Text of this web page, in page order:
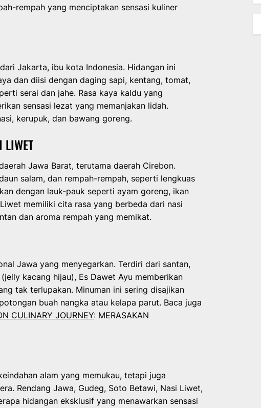
rempah yang menciptakan sensasi kuliner
Jakarta, ibu kota Indonesia. Hidangan ini
dan diisi dengan daging sapi, kentang, tomat,
serai dan jahe. Rasa kaya kaldu yang
sensasi lezat yang memanjakan lidah.
kerupuk, dan bawang goreng.
LIWET
Jawa Barat, terutama daerah Cirebon.
salam, dan rempah-rempah, seperti lengkuas
dengan lauk-pauk seperti ayam goreng, ikan
memiliki cita rasa yang berbeda dari nasi
dan aroma rempah yang memikat.
Jawa yang menyegarkan. Terdiri dari santan,
kacang hijau), Es Dawet Ayu memberikan
tak terlupakan. Minuman ini sering disajikan
buah nangka atau kelapa parut. Baca juga
CULINARY JOURNEY: MERASAKAN
alam yang memukau, tetapi juga
Rendang Jawa, Gudeg, Soto Betawi, Nasi Liwet,
hidangan eksklusif yang menawarkan sensasi